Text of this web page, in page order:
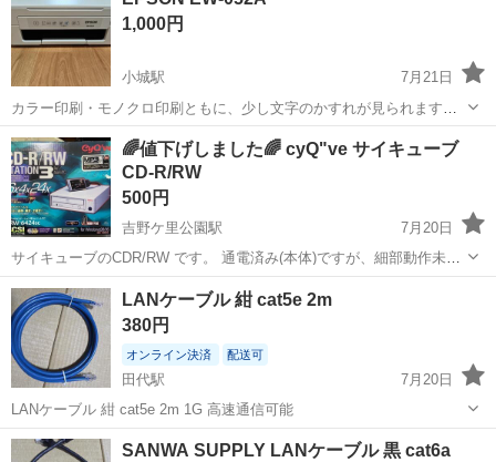
1,000円
小城駅
7月21日
カラー印刷・モノクロ印刷ともに、少し文字のかすれが見られます
（ヘッドクリーニング等で改善する可能性もありますが、現状のまま
お渡しします） 4枚目の写真が原本で5枚目の写真がそれぞれ カラー印
刷・モノクロ印刷したものです。...
佐賀 小城市 小城駅 プリンター
🌈値下げしました🌈 cyQ"ve サイキューブ
CD-R/RW
500円
吉野ケ里公園駅
7月20日
サイキューブのCDR/RW です。 通電済み(本体)ですが、細部動作未確
認です。 付属品は全て揃ってます。 上峰町トライアル駐車場での受け
渡しになります。
佐賀 神埼郡 吉野ケ里公園駅
LANケーブル 紺 cat5e 2m
380円
オンライン決済 配送可
田代駅
7月20日
LANケーブル 紺 cat5e 2m 1G 高速通信可能
佐賀 鳥栖市 LANケーブル
SANWA SUPPLY LANケーブル 黒 cat6a